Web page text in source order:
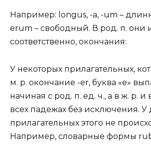
Например: longus, -a, -um –
erum – свободный. В род. п. они
соответственно, окончания:
У некоторых прилагательных,
м. р. окончание -еr, буква «е»
начиная с род. п. ед. ч., а в ж. р. и
всех падежах без исключения. У
прилагательных этого не
Например, словарные формы